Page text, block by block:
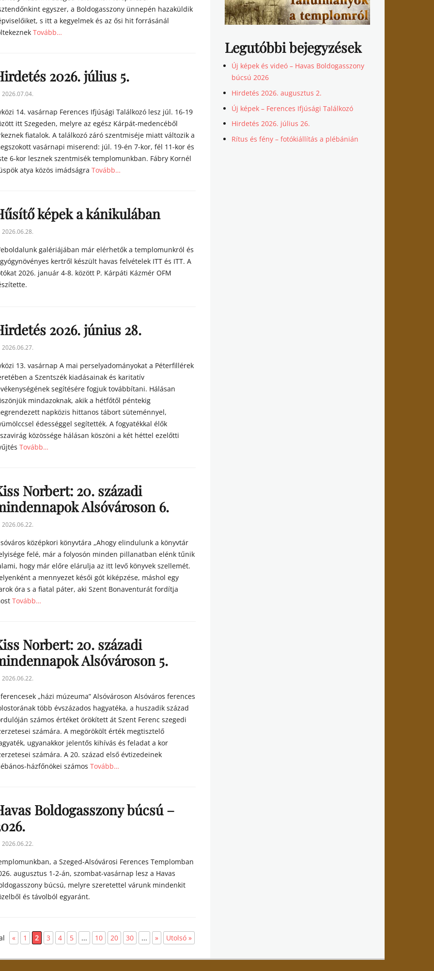
egyszer, a Boldogasszony ünnepén hazaküldik
s itt a kegyelmek és az ősi hit forrásánál
Tovább…
2026. július 5.
2026.07.04.
14. vasárnap Ferences Ifjúsági Találkozó lesz júl. 16-19
itt Szegeden, melyre az egész Kárpát-medencéből
fiatalok. A találkozó záró szentmiséje miatt változik a
vasárnapi miserend: júl. 19-én 7-kor, fél 11-kor és
6-kor lesznek szentmisék templomunkban. Fábry Kornél
atya közös imádságra Tovább…
képek a kánikulában
2026.06.28.
galériájában már elérhetők a templomunkról és
kertről készült havas felvételek ITT és ITT. A
2026. január 4-8. között P. Kárpáti Kázmér OFM
2026. június 28.
2026.06.27.
13. vasárnap A mai perselyadományokat a Péterfillérek
a Szentszék kiadásainak és karitatív
segítésére fogjuk továbbí­tani. Hálásan
mindazoknak, akik a hétfőtől péntekig
napközis hittanos tábort süteménnyel,
édességgel segítették. A fogyatékkal élők
közössége hálásan köszöni a két héttel ezelőtti
Tovább…
Norbert: 20. századi
Alsóvároson 6.
2026.06.22.
középkori könyvtára „Ahogy elindulunk a könyvtár
felé, már a folyosón minden pillanatban elénk tűnik
hogy már előre elárulja az itt levő könyvek szellemét.
a mennyezet késői gót kiképzése, máshol egy
óra s a fiatal páter, aki Szent Bonaventurát fordítja
Tovább…
Norbert: 20. századi
Alsóvároson 5.
2026.06.22.
„házi múzeuma” Alsóvároson Alsóváros ferences
több évszázados hagyatéka, a huszadik század
számos értéket örökített át Szent Ferenc szegedi
számára. A megörökölt érték megtisztelő
ugyanakkor jelentős kihívás és feladat a kor
számára. A 20. század első évtizedeinek
házfőnökei számos Tovább…
Boldogasszony búcsú –
2026.06.22.
a Szeged-Alsóvárosi Ferences Templomban
augusztus 1-2-án, szombat-vasárnap lesz a Havas
búcsú, melyre szeretettel várunk mindenkit
és távolból egyaránt.
« 1 2 3 4 5 ... 10 20 30 ... » Utolsó »
Legutóbbi bejegyzések
Új képek és videó – Havas Boldogasszony
búcsú 2026
Hirdetés 2026. augusztus 2.
Új képek – Ferences Ifjúsági Találkozó
Hirdetés 2026. július 26.
Rítus és fény – fotókiállítás a plébánián